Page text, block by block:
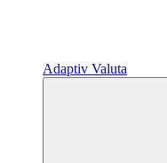
Adaptiv Valuta